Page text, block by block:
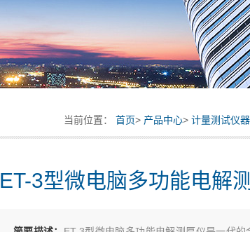
当前位置： 首页> 产品中心> 计量测试仪器
ET-3型微电脑多功能电解